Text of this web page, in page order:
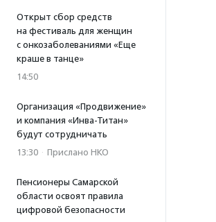
Открыт сбор средств
на фестиваль для женщин
с онкозаболеваниями «Еще
краше в танце»
14:50
Организация «Продвижение»
и компания «Инва-Титан»
будут сотрудничать
13:30 · Прислано НКО
Пенсионеры Самарской
области освоят правила
цифровой безопасности